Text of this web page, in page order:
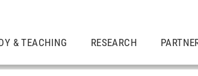
& TEACHING RESEARCH